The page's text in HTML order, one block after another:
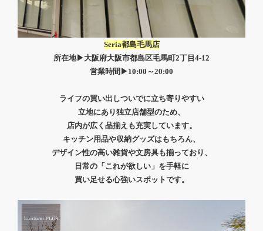
Seria都島毛馬店
所在地▶大阪府大阪市都島区毛馬町2丁目4-12
営業時間▶10:00～20:00
ライフの買い出しついでに立ち寄りやすい
立地にあり独立店舗型のため、
店内が広く 品揃えも充実しています。
キッチン用品や収納グッズはもちろん、
デザイン性の高い雑貨や文房具も揃っており、
日常の「これが欲しい」を手軽に
買い足せる心強いスポットです。